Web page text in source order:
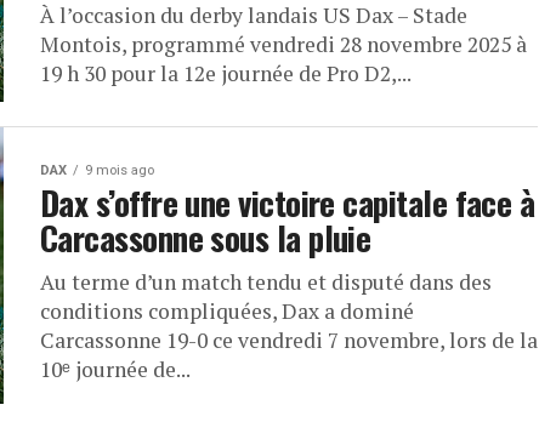
À l’occasion du derby landais US Dax – Stade
Montois, programmé vendredi 28 novembre 2025 à
19 h 30 pour la 12e journée de Pro D2,...
DAX 9 mois ago
Dax s’offre une victoire capitale face à
Carcassonne sous la pluie
Au terme d’un match tendu et disputé dans des
conditions compliquées, Dax a dominé
Carcassonne 19-0 ce vendredi 7 novembre, lors de la
10ᵉ journée de...